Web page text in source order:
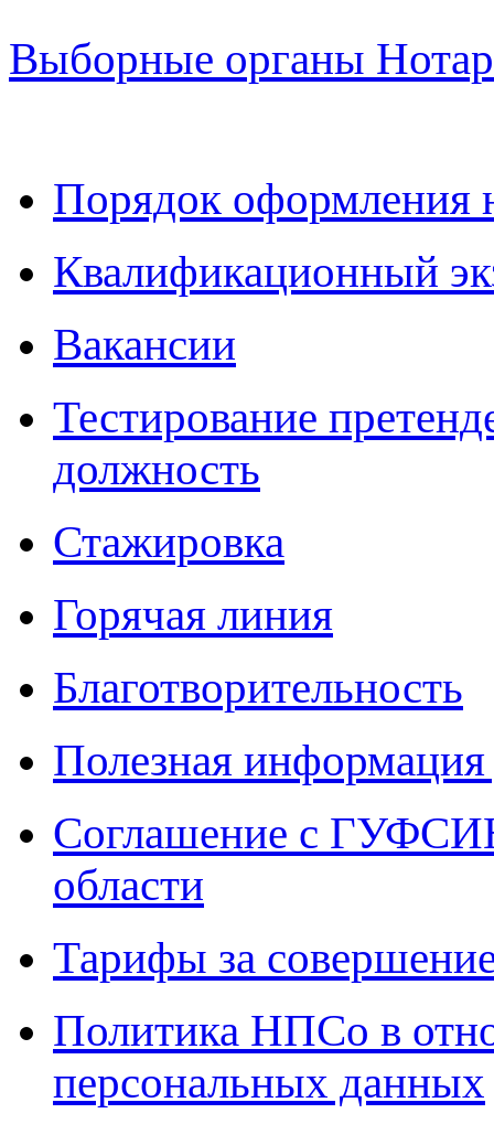
Выборные органы
Порядок оформления
Квалификационный
Вакансии
Тестирование
должность
Стажировка
Горячая линия
Благотворительность
Полезная
Соглашение с
области
Тарифы за
Политика НПСо в
персональных данных